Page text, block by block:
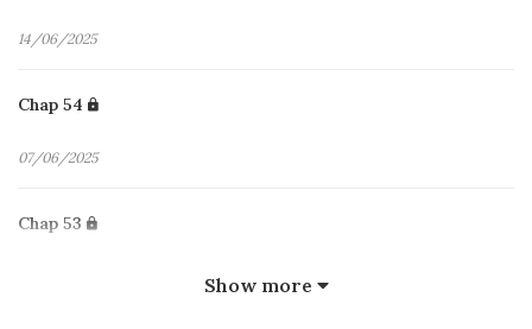
14/06/2025
Chap 54
07/06/2025
Chap 53
Show more